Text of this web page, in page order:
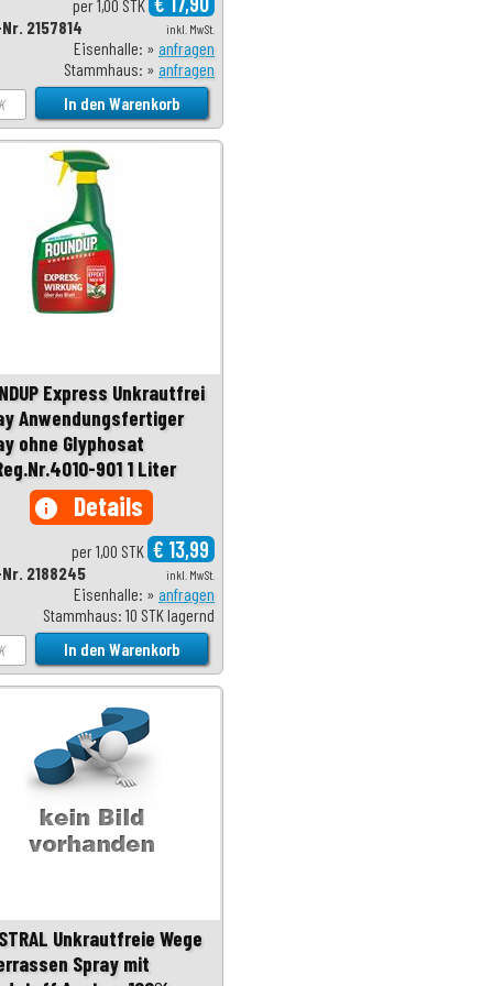
per 1,00 STK
inkl. MwSt.
2157814
Eisenhalle: » anfragen
Stammhaus: » anfragen
Express Unkrautfrei
Anwendungsfertiger
ohne Glyphosat
901 1 Liter
info Details
per 1,00 STK € 13,99
inkl. MwSt.
2188245
Eisenhalle: » anfragen
Stammhaus: 10 STK lagernd
Unkrautfreie Wege
Spray mit